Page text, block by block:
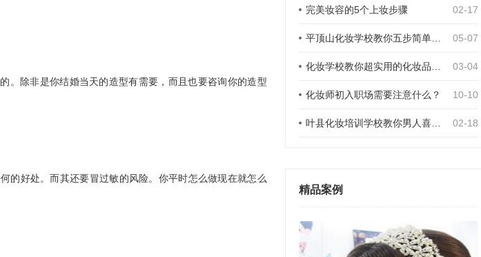
除非是你结婚当天的造型有需要，而且也要咨询你的造型
好处。而其还要冒过敏的风险。你平时怎么做现在就怎么
完美妆容的5个上妆步骤 02-17
05-07
03-04
化妆师初入职场需要注意什么？ 10-10
02-18
精品案例